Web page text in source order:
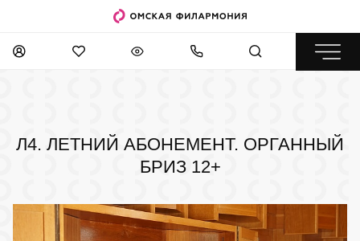
Л4. ЛЕТНИЙ АБОНЕМЕНТ. ОРГАННЫЙ
БРИЗ 12+